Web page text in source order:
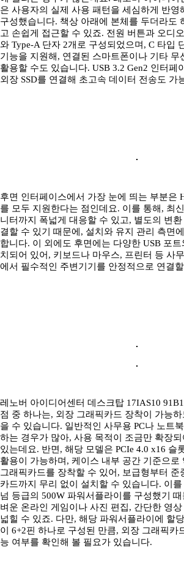
은 사용자의 실제 사용 패턴을 세심하게 반영
구성했습니다. 책상 아래에 본체를 두더라도
고 손쉽게 접근할 수 있죠. 전원 버튼과 오디
와 Type-A 단자 2개로 구성되었으며, C 타입
기능을 지원해, 연결된 스마트폰이나 기타 무
활용할 수도 있습니다. USB 3.2 Gen2 인터페
외장 SSD를 연결해 초고속 데이터 전송도 가
후면 인터페이스에서 가장 눈에 띄는 부분은
를 모두 지원한다는 점인데요. 이를 통해, 최
니터까지 폭넓게 대응할 수 있고, 별도의 변
결할 수 있기 때문에, 설치와 유지 관리 측면
합니다. 이 외에도 후면에는 다양한 USB 포
치되어 있어, 키보드나 마우스, 프린터 등 사
에서 필수적인 주변기기를 안정적으로 연결
레노버 아이디어센터 데스크탑 17IAS10
점 중 하나는, 외장 그래픽카드 장착이 가능
을 수 있습니다. 일반적인 사무용 PC나 노트
하는 경우가 많아, 사용 목적이 조금만 확장
있는데요. 반면, 해당 모델은 PCIe 4.0 x16 슬
활용이 가능하며, 케이스 내부 공간 기준으로
그래픽카드를 장착할 수 있어, 보급형부터 준
카드까지 무리 없이 설치할 수 있습니다. 이를
넘 등급의 500W 파워서플라이를 구성했기
벼운 온라인 게임이나 사진 편집, 간단한 영
넓힐 수 있죠. 다만, 해당 파워서플라이에 할
이 6+2핀 하나로 구성된 만큼, 외장 그래픽카
능 여부를 확인해 볼 필요가 있습니다.